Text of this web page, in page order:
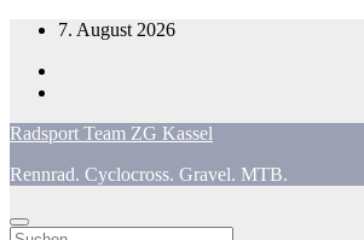
Zum
springen
7. August 2026
Radsport Team ZG Kassel
Rennrad. Cyclocross. Gravel. MTB.